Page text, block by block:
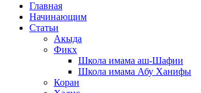
Главная
Начинающим
Статьи
Акыда
Фикх
Школа имама аш-Шафии
Школа имама Абу Ханифы
Коран